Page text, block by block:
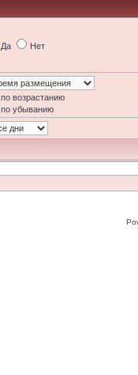
Да Нет
по возрастанию
по убыванию